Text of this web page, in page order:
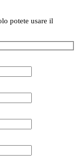
potete usare il